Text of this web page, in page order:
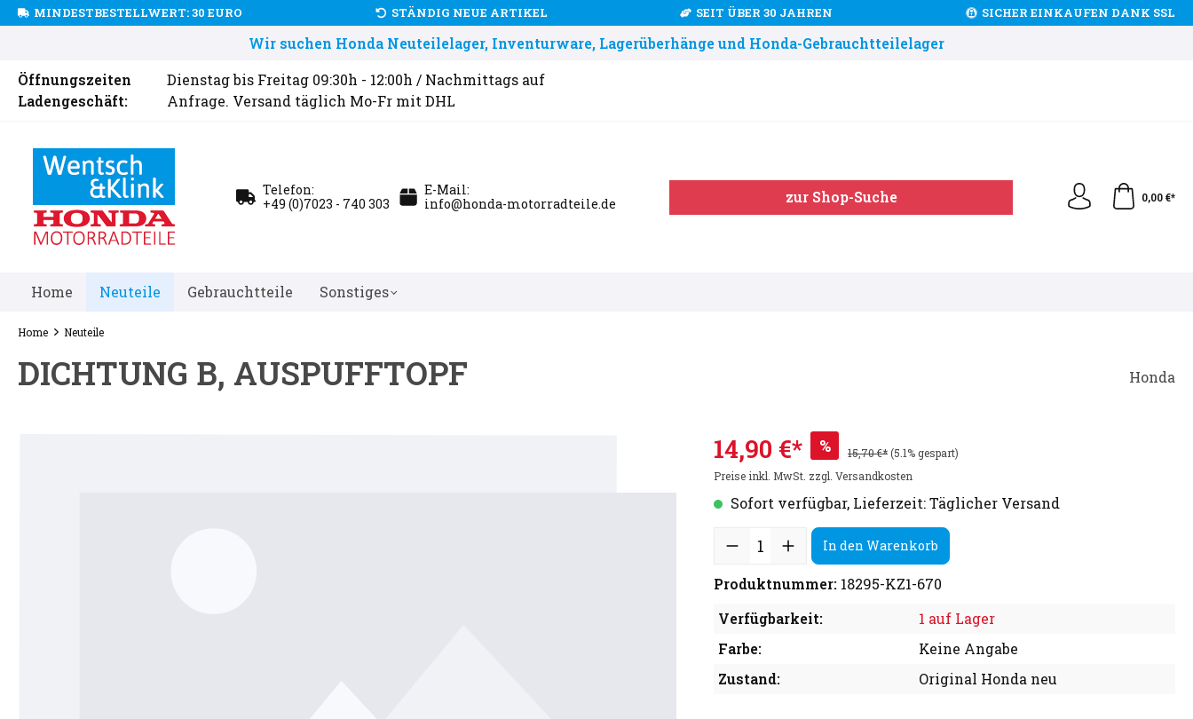
MINDESTBESTELLWERT: 30 EURO STÄNDIG NEUE ARTIKEL SEIT ÜBER 30 JAHREN SICHER EINKAUFEN DANK SSL
Wir suchen Honda Neuteilelager, Inventurware, Lagerüberhänge und Honda-Gebrauchtteilelager
Öffnungszeiten
Ladengeschäft:
Dienstag bis Freitag 09:30h - 12:00h / Nachmittags auf
Anfrage. Versand täglich Mo-Fr mit DHL
Telefon:
+49 (0)7023 - 740 303
E-Mail:
info@honda-motorradteile.de
zur Shop-Suche 0,00 €*
Home Neuteile Gebrauchtteile Sonstiges
Home Neuteile
DICHTUNG B, AUSPUFFTOPF Honda
14,90 €* % 15,70 €*(5.1% gespart)
Preise inkl. MwSt. zzgl. Versandkosten
Sofort verfügbar, Lieferzeit: Täglicher Versand
In den Warenkorb
Produktnummer: 18295-KZ1-670
Verfügbarkeit:
1 auf Lager
Farbe:
Keine Angabe
Zustand:
Original Honda neu